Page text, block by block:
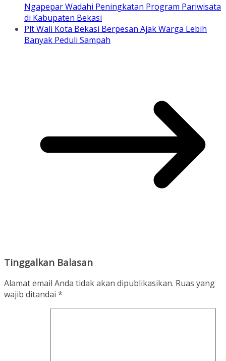
Ngapepar Wadahi Peningkatan Program Pariwisata
di Kabupaten Bekasi
Plt Wali Kota Bekasi Berpesan Ajak Warga Lebih
Banyak Peduli Sampah
Tinggalkan Balasan
Alamat email Anda tidak akan dipublikasikan. Ruas yang
wajib ditandai *